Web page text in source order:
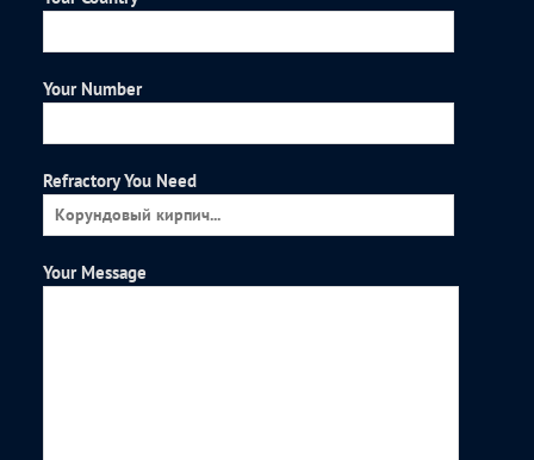
Your Number
Refractory You Need
Your Message